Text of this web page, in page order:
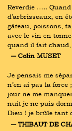
Reverdie …..
d’arbrisseaux, en
gâteau, poissons,
avec le vin en
quand il fait chaud,
― Colin MUSET
Je pensais me
n’en ai pas la
jour ne me
nuit je ne puis
Dieu ! je brûle tant
― THIBAUT DE